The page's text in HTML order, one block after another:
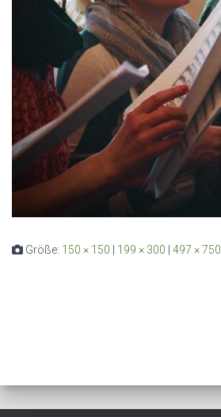
Größe: 150 × 150 199 × 300 497 × 750